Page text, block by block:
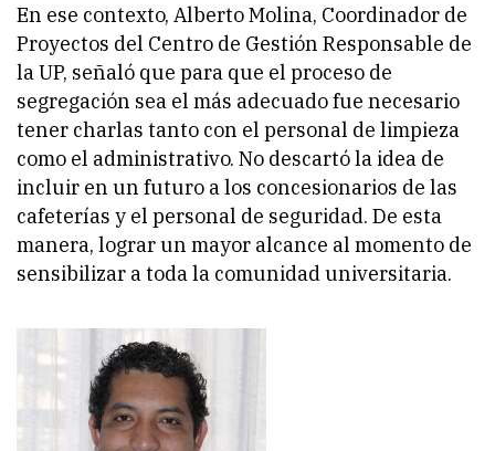
En ese contexto, Alberto Molina, Coordinador de
Proyectos del Centro de Gestión Responsable de
la UP, señaló que para que el proceso de
segregación sea el más adecuado fue necesario
tener charlas tanto con el personal de limpieza
como el administrativo. No descartó la idea de
incluir en un futuro a los concesionarios de las
cafeterías y el personal de seguridad. De esta
manera, lograr un mayor alcance al momento de
sensibilizar a toda la comunidad universitaria.